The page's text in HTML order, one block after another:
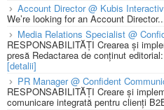
Account Director @ Kubis
We’re looking for an Account
Media Relations Specialist @
RESPONSABILITĂȚI Crearea și
presă Redactarea de conținut
[detalii]
PR Manager @ Confident
RESPONSABILITĂȚI Creare și
comunicare integrată pentru clienți